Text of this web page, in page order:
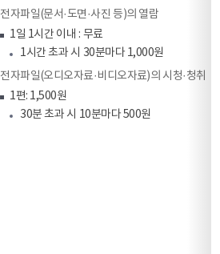
전자파일(문서·도면·사진 등)의 열람
1일 1시간 이내 : 무료
1시간 초과 시 30분마다 1,000원
전자파일(오디오자료·비디오자료)의 시청·청취
1편: 1,500원
30분 초과 시 10분마다 500원